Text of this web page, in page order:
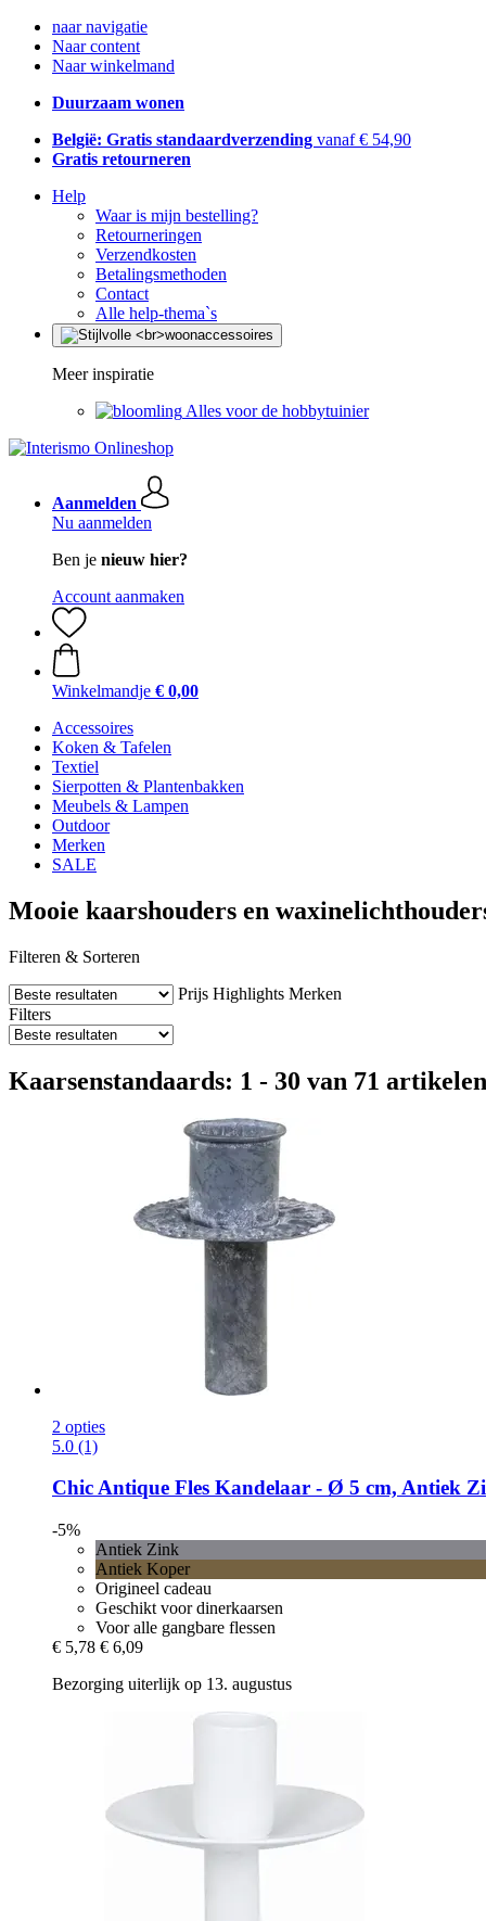
naar navigatie
Naar content
Naar winkelmand
Duurzaam wonen
België: Gratis standaardverzending vanaf € 54,90
Gratis retourneren
Help
Waar is mijn bestelling?
Retourneringen
Verzendkosten
Betalingsmethoden
Contact
Alle help-thema`s
Meer inspiratie
Alles voor de hobbytuinier
Aanmelden
Nu aanmelden
Ben je nieuw hier?
Account aanmaken
Winkelmandje € 0,00
Accessoires
Koken & Tafelen
Textiel
Sierpotten & Plantenbakken
Meubels & Lampen
Outdoor
Merken
SALE
Mooie kaarshouders en
Filteren & Sorteren
Prijs Highlights Merken
Filters
Kaarsenstandaards: 1 - 30 van 71 artikelen
2 opties
5.0 (1)
Chic Antique Fles Kandelaar -​ Ø 5 cm, Antiek
-5%
Antiek Zink
Antiek Koper
Origineel cadeau
Geschikt voor dinerkaarsen
Voor alle gangbare flessen
€ 5,78 € 6,09
Bezorging uiterlijk op 13. augustus